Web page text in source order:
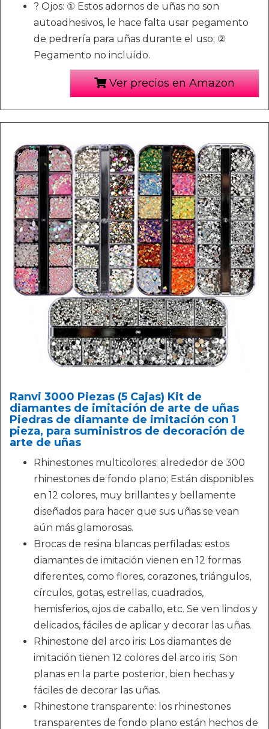
? Ojos: ① Estos adornos de uñas no son
autoadhesivos, le hace falta usar pegamento
de pedrería para uñas durante el uso; ②
Pegamento no incluído.
Ver precios en Amazon
Ranvi 3000 Piezas (5 Cajas) Kit de
diamantes de imitación de arte de uñas
Piedras de diamante de imitación con 1
pieza, para suministros de decoración de
arte de uñas
Rhinestones multicolores: alrededor de 300
rhinestones de fondo plano; Están disponibles
en 12 colores, muy brillantes y bellamente
diseñados para hacer que sus uñas se vean
aún más glamorosas.
Brocas de resina blancas perfiladas: estos
diamantes de imitación vienen en 12 formas
diferentes, como flores, corazones, triángulos,
círculos, gotas, estrellas, cuadrados,
hemisferios, ojos de caballo, etc. Se ven lindos y
delicados, fáciles de aplicar y decorar las uñas.
Rhinestone del arco iris: Los diamantes de
imitación tienen 12 colores del arco iris; Son
planas en la parte posterior, bien hechas y
fáciles de decorar las uñas.
Rhinestone transparente: los rhinestones
transparentes de fondo plano están hechos de